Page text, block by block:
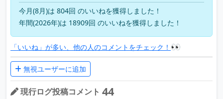
今月(8月)は 804回 のいいねを獲得しました！
年間(2026年)は 18909回 のいいねを獲得しました！
「いいね」が多い、他の人のコメントをチェック！ 👀
無視ユーザーに追加
現行ログ投稿コメント 44